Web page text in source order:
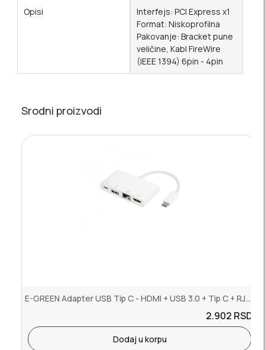
Opisi
Interfejs: PCI Express x1
Format: Niskoprofilna
Pakovanje: Bracket pune
veličine, Kabl FireWire
(IEEE 1394) 6pin - 4pin
Srodni proizvodi
E-GREEN Adapter USB Tip C - HDMI + USB 3.0 + Tip C + RJ45 (F)
2.902 RSD.
Dodaj u korpu